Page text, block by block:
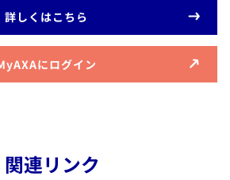
​詳しくはこちら
にログイン
関連リンク